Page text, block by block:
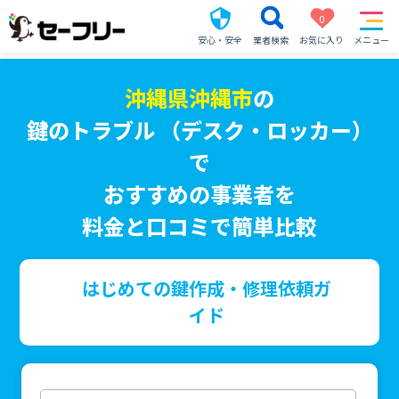
安心・安全 業者検索
0
お気に入り
メニュー
沖縄県沖縄市の
鍵のトラブル （デスク・ロッカー）
で
おすすめの事業者を
料金と口コミで簡単比較
はじめての鍵作成・修理依頼ガ
イド